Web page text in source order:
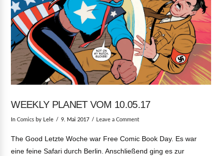
WEEKLY PLANET VOM 10.05.17
InComics by Lele 9. Mai 2017 Leave a Comment
The Good Letzte Woche war Free Comic Book Day. Es war
eine feine Safari durch Berlin. Anschließend ging es zur